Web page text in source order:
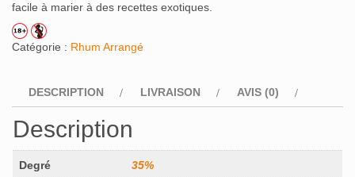
facile à marier à des recettes exotiques.
Catégorie : Rhum Arrangé
DESCRIPTION LIVRAISON AVIS (0)
Description
Degré 35%